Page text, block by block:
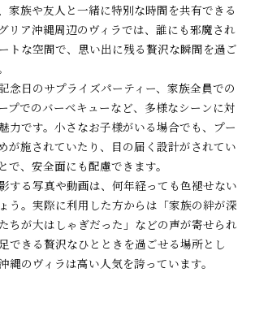
家族や友人と一緒に特別な時間を共有できる
リア沖縄周辺のヴィラでは、誰にも邪魔され
トな空間で、思い出に残る贅沢な瞬間を過ご
念日のサプライズパーティー、家族全員での
プでのバーベキューなど、多様なシーンに対
力です。小さなお子様がいる場合でも、プー
が施されていたり、目の届く設計がされてい
で、安全面にも配慮できます。
する写真や動画は、何年経っても色褪せない
う。実際に利用した方からは「家族の絆が深
ちが大はしゃぎだった」などの声が寄せられ
できる贅沢なひとときを過ごせる場所とし
縄のヴィラは高い人気を誇っています。